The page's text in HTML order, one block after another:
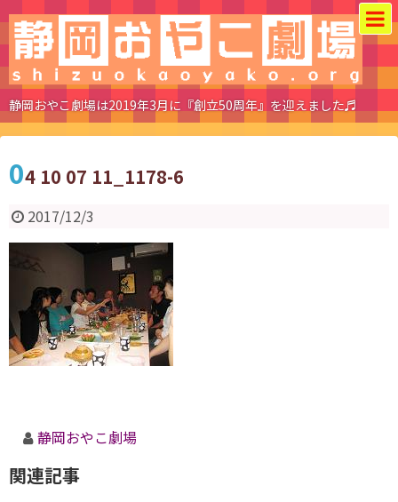
静岡おやこ劇場は2019年3月に『創立50周年』を迎えました♬
04 10 07 11_1178-6
2017/12/3
静岡おやこ劇場
関連記事